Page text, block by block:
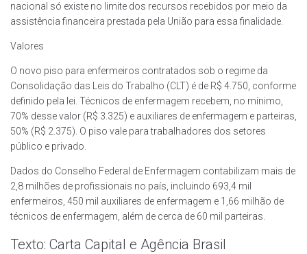
nacional só existe no limite dos recursos recebidos por meio da
assistência financeira prestada pela União para essa finalidade.
Valores
O novo piso para enfermeiros contratados sob o regime da
Consolidação das Leis do Trabalho (CLT) é de R$ 4.750, conforme
definido pela lei. Técnicos de enfermagem recebem, no mínimo,
70% desse valor (R$ 3.325) e auxiliares de enfermagem e parteiras,
50% (R$ 2.375). O piso vale para trabalhadores dos setores
público e privado.
Dados do Conselho Federal de Enfermagem contabilizam mais de
2,8 milhões de profissionais no país, incluindo 693,4 mil
enfermeiros, 450 mil auxiliares de enfermagem e 1,66 milhão de
técnicos de enfermagem, além de cerca de 60 mil parteiras.
Texto: Carta Capital e Agência Brasil